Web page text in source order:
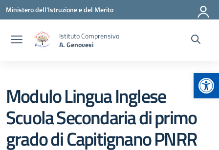
Vai ai contenuti
Vai al menu di navigazione
Vai al footer
Ministero dell'Istruzione e del Merito
Istituto Comprensivo
A. Genovesi
Modulo Lingua Inglese
Scuola Secondaria di primo
grado di Capitignano PNRR